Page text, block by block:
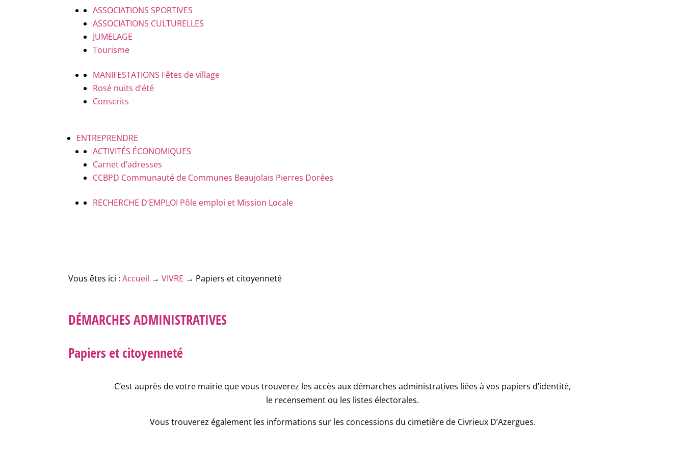
ASSOCIATIONS SPORTIVES
ASSOCIATIONS CULTURELLES
JUMELAGE
Tourisme
MANIFESTATIONS Fêtes de village
Rosé nuits d’été
Conscrits
ENTREPRENDRE
ACTIVITÉS ÉCONOMIQUES
Carnet d’adresses
CCBPD Communauté de Communes Beaujolais Pierres Dorées
RECHERCHE D’EMPLOI Pôle emploi et Mission Locale
Vous êtes ici :Accueil →VIVRE → Papiers et citoyenneté
DÉMARCHES ADMINISTRATIVES
Papiers et citoyenneté
C’est auprès de votre mairie que vous trouverez les accès aux démarches administratives liées à vos papiers d’identité,
le recensement ou les listes électorales.
Vous trouverez également les informations sur les concessions du cimetière de Civrieux D’Azergues.